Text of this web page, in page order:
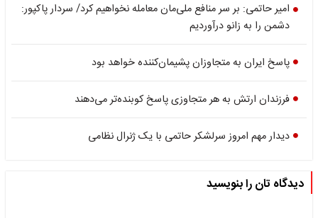
امیر حاتمی: بر سر منافع ملی‌مان معامله نخواهیم کرد/ سردار پاکپور:
دشمن را به زانو درآوردیم
پاسخ ایران به متجاوزان پشیمان‌کننده خواهد بود
فرزندان ارتش به هر متجاوزی پاسخ کوبنده‌تر می‌دهند
دیدار مهم امروز سرلشکر حاتمی با یک ژنرال نظامی
دیدگاه تان را بنویسید